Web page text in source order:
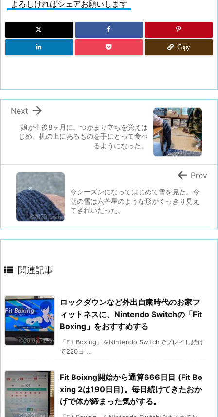
よろしければシェアお願いします
Copy
娘が生後8ヶ月に。つかまり立ちを覚えは
じめ、机の上にあるものを手にとって食べ
るようになった。

Next
今シーズンになってはじめて雪を見た。今
朝の雪は六芒星のような形がくっきり見え
てきれいだった。
 Prev
 関連記事
ロックダウンなど外出自粛時代のお家フ
ィットネスに、Nintendo Switchの「Fit
Boxing」をおすすめする
「Fit Boxing」をNintendo Switchでプレイし続け
て220日 ...
Fit Boixng開始から通算666日目 (Fit Bo
xing 2は190日目)。毎日続けてきたおか
げで体が締まった気がする。